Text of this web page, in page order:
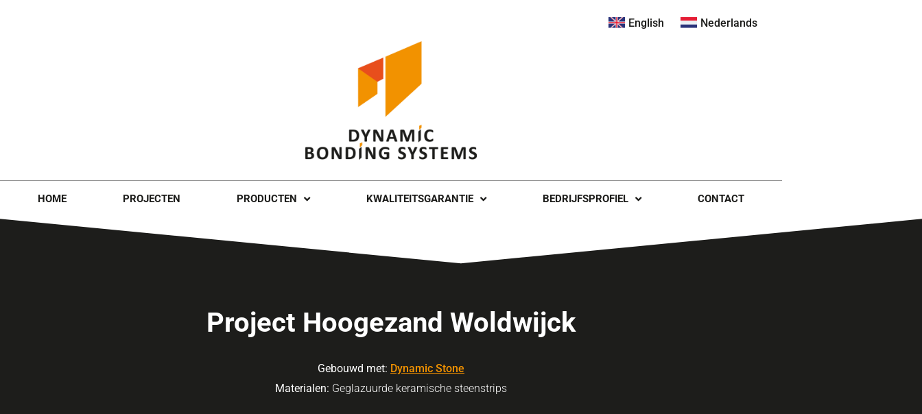
English Nederlands
HOME PROJECTEN PRODUCTEN KWALITEITSGARANTIE BEDRIJFSPROFIEL CONTACT
Project Hoogezand Woldwijck
Gebouwd met: Dynamic Stone
Materialen: Geglazuurde keramische steenstrips